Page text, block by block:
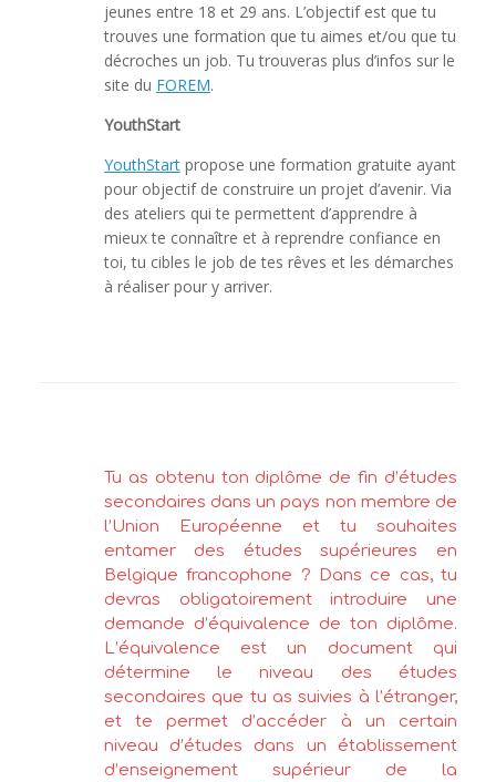
jeunes entre 18 et 29 ans. L’objectif est que tu
trouves une formation que tu aimes et/ou que tu
décroches un job. Tu trouveras plus d’infos sur le
site du FOREM.
YouthStart
YouthStartpropose une formation gratuite ayant
pour objectif de construire un projet d’avenir. Via
des ateliers qui te permettent d’apprendre à
mieux te connaître et à reprendre confiance en
toi, tu cibles le job de tes rêves et les démarches
à réaliser pour y arriver.
Tu as obtenu ton diplôme de fin d’études
secondaires dans un pays non membre de
l’Union Européenne et tu souhaites
entamer des études supérieures en
Belgique francophone ? Dans ce cas, tu
devras obligatoirement introduire une
demande d’équivalence de ton diplôme.
L’équivalence est un document qui
détermine le niveau des études
secondaires que tu as suivies à l’étranger,
et te permet d’accéder à un certain
niveau d’études dans un établissement
d’enseignement supérieur de la